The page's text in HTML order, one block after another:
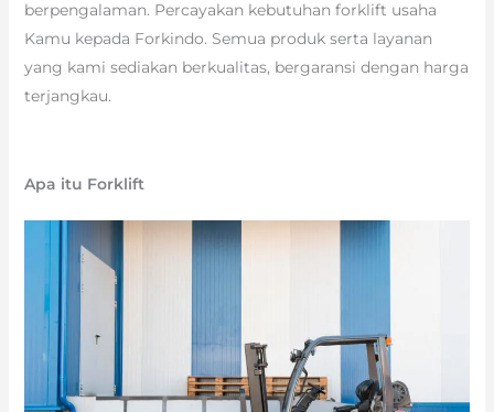
berpengalaman. Percayakan kebutuhan forklift usaha
Kamu kepada Forkindo. Semua produk serta layanan
yang kami sediakan berkualitas, bergaransi dengan harga
terjangkau.
Apa itu Forklift